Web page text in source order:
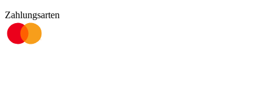
Zahlungsarten